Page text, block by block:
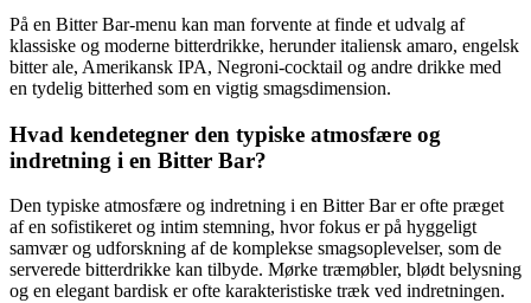
På en Bitter Bar-menu kan man forvente at finde et udvalg af
klassiske og moderne bitterdrikke, herunder italiensk amaro, engelsk
bitter ale, Amerikansk IPA, Negroni-cocktail og andre drikke med
en tydelig bitterhed som en vigtig smagsdimension.
Hvad kendetegner den typiske atmosfære og
indretning i en Bitter Bar?
Den typiske atmosfære og indretning i en Bitter Bar er ofte præget
af en sofistikeret og intim stemning, hvor fokus er på hyggeligt
samvær og udforskning af de komplekse smagsoplevelser, som de
serverede bitterdrikke kan tilbyde. Mørke træmøbler, blødt belysning
og en elegant bardisk er ofte karakteristiske træk ved indretningen.